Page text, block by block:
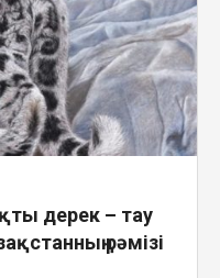
дерек – тау
рәмізі